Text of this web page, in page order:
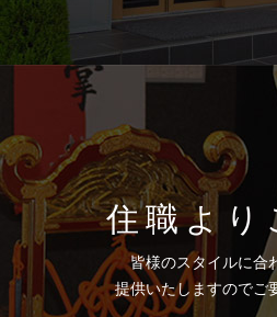
住職より
皆様のスタイルに合
提供いたしますのでご